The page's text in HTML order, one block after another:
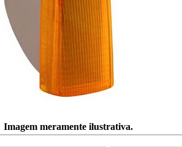
Imagem meramente ilustrativa.